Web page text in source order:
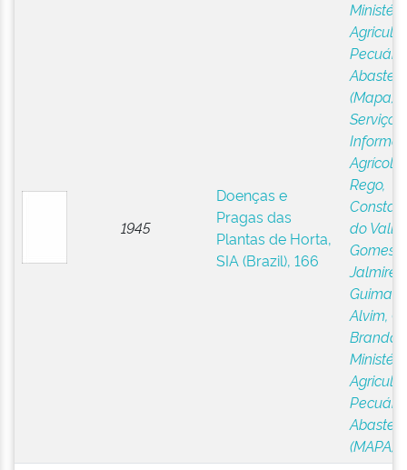
1945
Doenças e
Pragas das
Plantas de Horta,
SIA (Brazil), 166
(Mapa)
Serviço
Agrícola,
Rego,
do Valle
Gomes,
Jalmirez
Alvim,
Brandão
(MAPA)